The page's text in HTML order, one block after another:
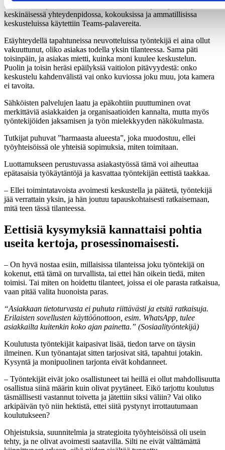
ensikontaktit ja alkututustumiset takana. Sen sijaan työntekijöiden
keskinäisessä yhteydenpidossa, kokouksissa ja ammatillisissa
keskusteluissa käytettiin Teams-palavereita.
Etäyhteydellä tapahtuneissa neuvotteluissa työntekijä ei aina ollut
vakuuttunut, oliko asiakas todella yksin tilanteessa. Sama päti
toisinpäin, ja asiakas mietti, kuinka moni kuulee keskustelun.
Puolin ja toisin heräsi epäilyksiä vaitiolon pitävyydestä: onko
keskustelu kahdenvälistä vai onko kuviossa joku muu, jota kamera
ei tavoita.
Sähköisten palvelujen laatu ja epäkohtiin puuttuminen ovat
merkittäviä asiakkaiden ja organisaatioiden kannalta, mutta myös
työntekijöiden jaksamisen ja työn mielekkyyden näkökulmasta.
Tutkijat puhuvat ”harmaasta alueesta”, joka muodostuu, ellei
työyhteisöissä ole yhteisiä sopimuksia, miten toimitaan.
Luottamukseen perustuvassa asiakastyössä tämä voi aiheuttaa
epätasaisia työkäytäntöjä ja kasvattaa työntekijän eettistä taakkaa.
– Ellei toimintatavoista avoimesti keskustella ja päätetä, työntekijä
jää verrattain yksin, ja hän joutuu tapauskohtaisesti ratkaisemaan,
mitä teen tässä tilanteessa.
Eettisiä kysymyksiä kannattaisi pohtia
useita kertoja, prosessinomaisesti.
– On hyvä nostaa esiin, millaisissa tilanteissa joku työntekijä on
kokenut, että tämä on turvallista, tai ettei hän oikein tiedä, miten
toimisi. Tai miten on hoidettu tilanteet, joissa ei ole parasta ratkaisua,
vaan pitää valita huonoista paras.
“Asiakkaan tietoturvasta ei puhuta riittävästi ja etsitä ratkaisuja.
Erilaisten sovellusten käyttöönottoon, esim. WhatsApp, tulee
asiakkailta kuitenkin koko ajan painetta.” (Sosiaalityöntekijä)
Koulutusta työntekijät kaipasivat lisää, tiedon tarve on täysin
ilmeinen. Kun työnantajat sitten tarjosivat sitä, tapahtui jotakin.
Kysyntä ja monipuolinen tarjonta eivät kohdanneet.
– Työntekijät eivät joko osallistuneet tai heillä ei ollut mahdollisuutta
osallistua siinä määrin kuin olivat pyytäneet. Eikö tarjottu koulutus
täsmällisesti vastannut toivetta ja jätettiin siksi väliin? Vai oliko
arkipäivän työ niin hektistä, ettei siitä pystynyt irrottautumaan
koulutukseen?
Ohjeistuksia, suunnitelmia ja strategioita työyhteisöissä oli usein
tehty, ja ne olivat avoimesti saatavilla. Silti ne eivät välttämättä